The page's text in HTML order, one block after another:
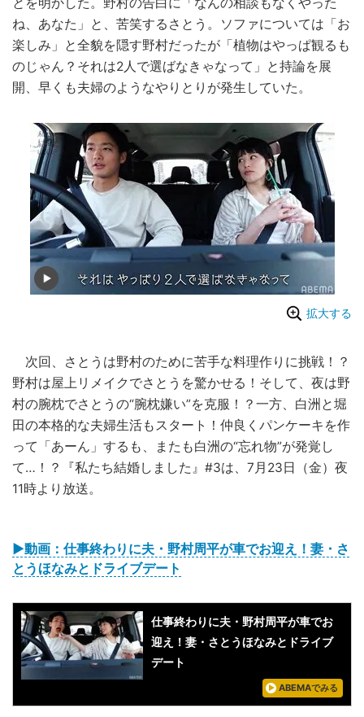
ね、あなた」と、苦笑するさとう。ソファについては「お
楽しみ」と全貌を隠す野村だったが「植物はやっぱ観るも
のじゃん？それは2人で選ばなきゃなって」と持論を展
開、早くも夫婦のようなやりとりが発生していた。
拡大する
次回、さとうは野村のために苦手な料理作りに挑戦！？
野村は屋上リメイクでさとうを驚かせる！そして、夜は野
村の腕枕でさとうの“腕枕嫌い”を克服！？一方、白洲と堀
田の本格的な夫婦生活もスタート！仲良くパンケーキを作
って「あーん」するも、またも白洲の“忘れ物”が発覚し
て…！？『私たち結婚しました』#3は、7月23日（金）夜
11時より放送。
▶動画：仕事終わりに夫・野村周平が車でお迎え！妻・さ
とうほなみとドライブデート
仕事終わりに夫・野村周平が車でお
迎え！妻・さとうほなみとドライブ
デート
ABEMAでみる